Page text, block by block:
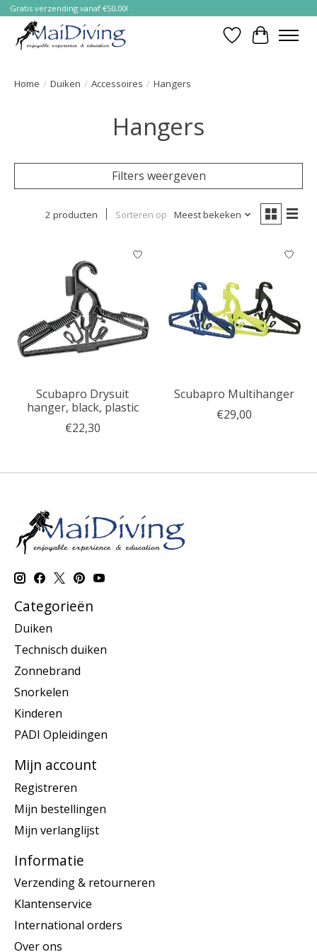
Gratis verzending vanaf €50,00!
Verlanglijst
Home / Duiken / Accessoires / Hangers
Hangers
Filters weergeven
2 producten Sorteren op Meest bekeken
Scubapro Drysuit
hanger, black, plastic
€22,30
Scubapro Multihanger
€29,00
Categorieën
Duiken
Technisch duiken
Zonnebrand
Snorkelen
Kinderen
PADI Opleidingen
Mijn account
Registreren
Mijn bestellingen
Mijn verlanglijst
Informatie
Verzending & retourneren
Klantenservice
International orders
Over ons